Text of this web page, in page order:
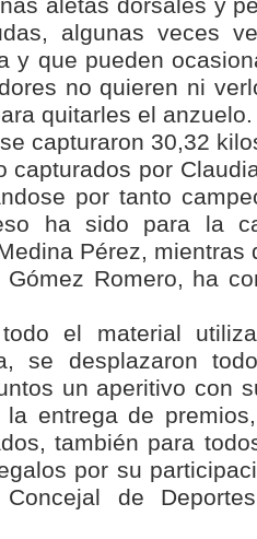
aletas dorsales y
algunas veces
y que pueden
no quieren ni
quitarles el anzuelo.
capturaron 30,32
capturados por
por tanto
ha sido para la
Pérez, mientras
Romero, ha
el material
se desplazaron
un aperitivo con
entrega de
también para
por su
de